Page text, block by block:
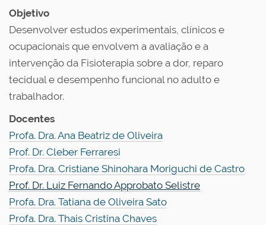
Objetivo
Desenvolver estudos experimentais, clínicos e
ocupacionais que envolvem a avaliação e a
intervenção da Fisioterapia sobre a dor, reparo
tecidual e desempenho funcional no adulto e
trabalhador.
Docentes
Profa. Dra. Ana Beatriz de Oliveira
Prof. Dr. Cleber Ferraresi
Profa. Dra. Cristiane Shinohara Moriguchi de Castro
Prof. Dr. Luiz Fernando Approbato Selistre
Profa. Dra. Tatiana de Oliveira Sato
Profa. Dra. Thais Cristina Chaves